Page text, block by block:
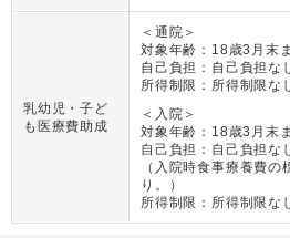
乳幼児・子ど
も医療費助成
＜通院＞
対象年齢： 18歳3月末
自己負担： 自己負担な
所得制限： 所得制限な
＜入院＞
対象年齢： 18歳3月末
自己負担： 自己負担な
（ 入院時食事療養費の
り。
）
所得制限： 所得制限な